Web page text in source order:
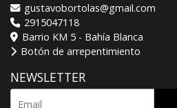
gustavobortolas@gmail.com
2915047118
Barrio KM 5 - Bahía Blanca
Botón de arrepentimiento
NEWSLETTER